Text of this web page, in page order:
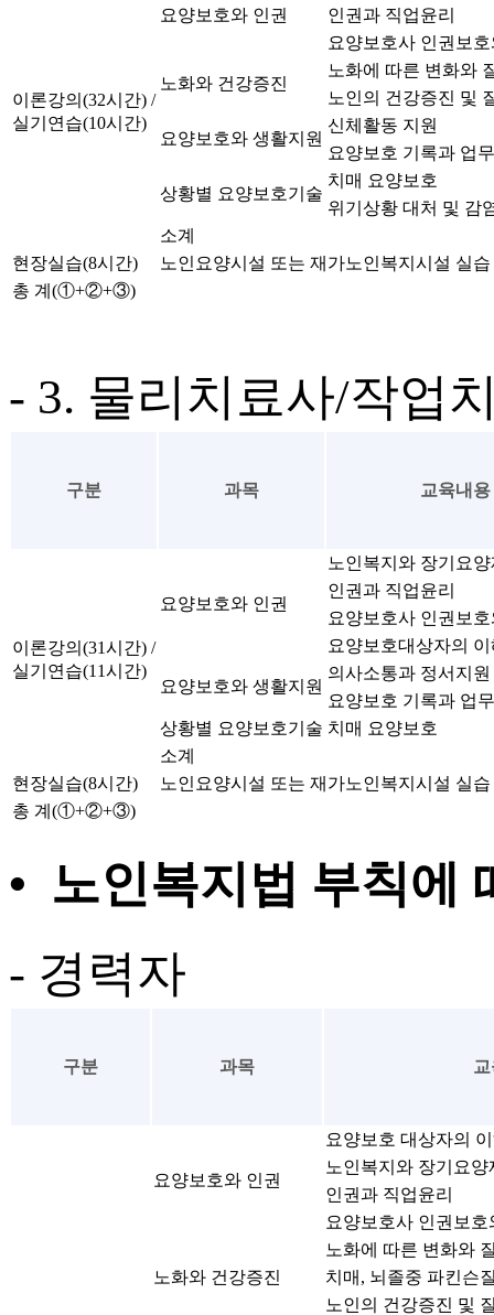
이론강의(32시간) /
실기연습(10시간)
요양보호와 인권
인권과 직업윤리
요양보호사 인권보
노화와 건강증진
노화에 따른 변화와
노인의 건강증진 및
요양보호와 생활지원
신체활동 지원
요양보호 기록과 업
상황별 요양보호기술
치매 요양보호
위기상황 대처 및 감
소계
현장실습(8시간)
노인요양시설 또는 재가노인복지시설 실습
총 계(①+②+③)
- 3. 물리치료사/작업
구분 과목 교육내용
이론강의(31시간) /
실기연습(11시간)
요양보호와 인권
노인복지와 장기요
인권과 직업윤리
요양보호사 인권보
요양보호대상자의
요양보호와 생활지원
의사소통과 정서지원
요양보호 기록과 업
상황별 요양보호기술 치매 요양보호
소계
현장실습(8시간)
노인요양시설 또는 재가노인복지시설 실습
총 계(①+②+③)
• 노인복지법 부칙에
- 경력자
구분 과목
요양보호와 인권
요양보호 대상자의
노인복지와 장기요양
인권과 직업윤리
요양보호사 인권보
노화와 건강증진
노화에 따른 변화와
치매, 뇌졸중 파킨슨
노인의 건강증진 및